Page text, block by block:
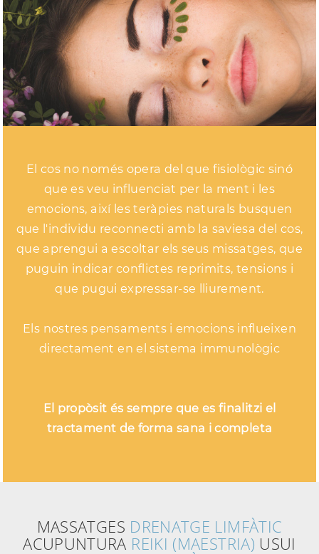
El cos no només opera del que fisiològic sinó
que es veu influenciat per la ment i les
emocions, així les teràpies naturals busquen
que l'individu reconnecti amb la saviesa del cos,
que aprengui a escoltar els seus missatges, que
puguin indicar conflictes reprimits, tensions i
que pugui expressar-se lliurement.
Els nostres pensaments i emocions influeixen
directament en el sistema immunològic
El propòsit és sempre que es finalitzi el
tractament de forma sana i completa
MASSATGES DRENATGE LIMFÀTIC
ACUPUNTURA REIKI (MAESTRIA) USUI